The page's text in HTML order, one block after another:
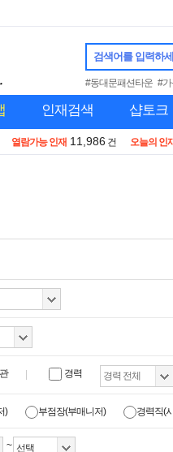
검색어를 입력하
#동대문패션타운 #
인재검색 샵토크
열람가능 인재 11,986 건 오늘의 인
경력
) 부점장(부매니저) 경력직(
~